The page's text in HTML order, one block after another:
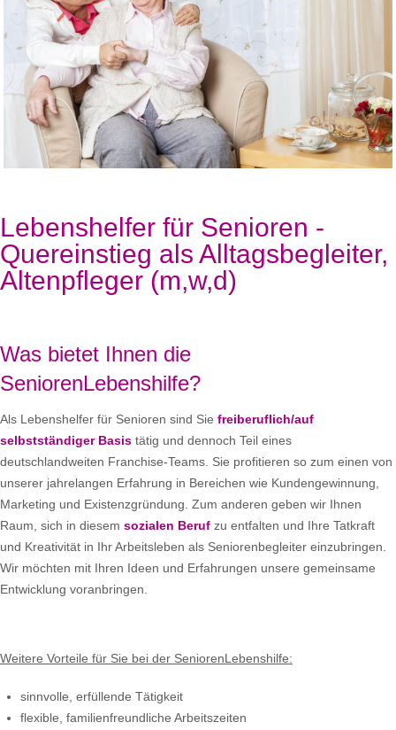
Lebenshelfer für Senioren -
Quereinstieg als Alltagsbegleiter,
Altenpfleger (m,w,d)
Was bietet Ihnen die
SeniorenLebenshilfe?
Als Lebenshelfer für Senioren sind Sie freiberuflich/auf
selbstständiger Basis tätig und dennoch Teil eines
deutschlandweiten Franchise-Teams. Sie profitieren so zum einen von
unserer jahrelangen Erfahrung in Bereichen wie Kundengewinnung,
Marketing und Existenzgründung. Zum anderen geben wir Ihnen
Raum, sich in diesem sozialen Beruf zu entfalten und Ihre Tatkraft
und Kreativität in Ihr Arbeitsleben als Seniorenbegleiter einzubringen.
Wir möchten mit Ihren Ideen und Erfahrungen unsere gemeinsame
Entwicklung voranbringen.
Weitere Vorteile für Sie bei der SeniorenLebenshilfe:
sinnvolle, erfüllende Tätigkeit
flexible, familienfreundliche Arbeitszeiten